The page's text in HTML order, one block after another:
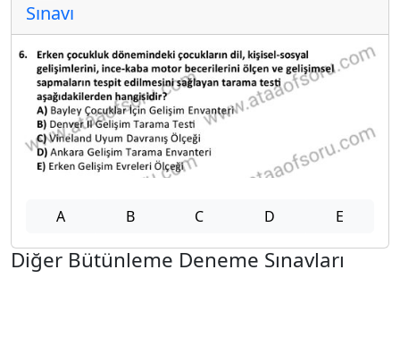
Sınavı
A B C D E
Diğer Bütünleme Deneme Sınavları